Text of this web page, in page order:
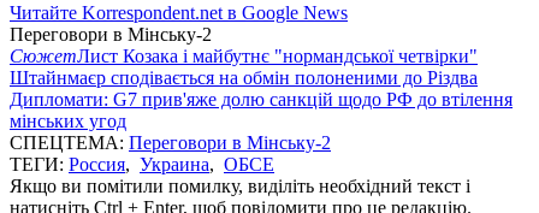
Читайте Korrespondent.net в Google News
Переговори в Мінську-2
СюжетЛист Козака і майбутнє "нормандської четвірки"
Штайнмаєр сподівається на обмін полоненими до Різдва
Дипломати: G7 прив'яже долю санкцій щодо РФ до втілення
мінських угод
СПЕЦТЕМА: Переговори в Мінську-2
ТЕГИ: Россия, Украина, ОБСЕ
Якщо ви помітили помилку, виділіть необхідний текст і
натисніть Ctrl + Enter, щоб повідомити про це редакцію.